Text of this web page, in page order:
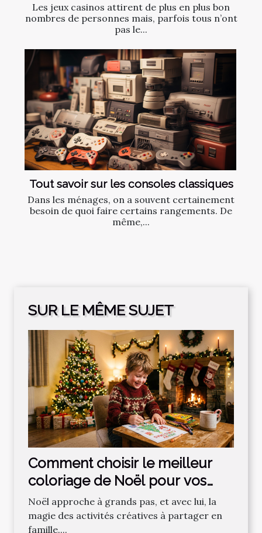
Les jeux casinos attirent de plus en plus bon
nombres de personnes mais, parfois tous n’ont
pas le...
Tout savoir sur les consoles classiques
Dans les ménages, on a souvent certainement
besoin de quoi faire certains rangements. De
même,...
SUR LE MÊME SUJET
Comment choisir le meilleur
coloriage de Noël pour vos
enfants ?
Noël approche à grands pas, et avec lui, la
magie des activités créatives à partager en
famille....